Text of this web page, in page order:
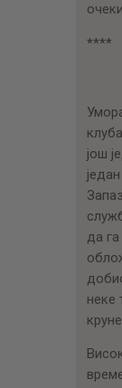
****
још
да
неке